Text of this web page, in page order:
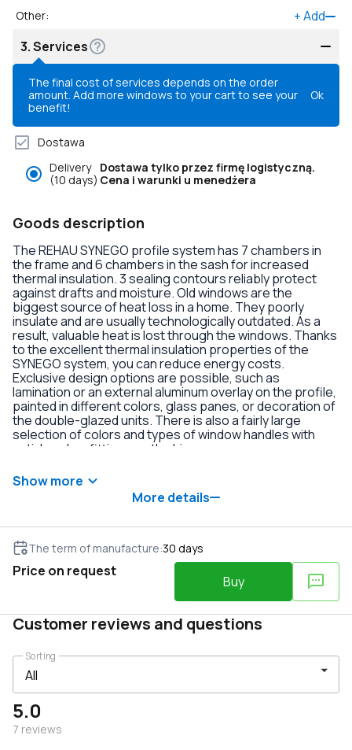
Other: +Add
3.Services
The final cost of services depends on the order
amount. Add more windows to your cart to see your
benefit!
Ok
Dostawa
Delivery
(10 days)
Dostawa tylko przez firmę logistyczną.
Cena i warunki u menedżera
Goods description
The REHAU SYNEGO profile system has 7 chambers in
the frame and 6 chambers in the sash for increased
thermal insulation. 3 sealing contours reliably protect
against drafts and moisture. Old windows are the
biggest source of heat loss in a home. They poorly
insulate and are usually technologically outdated. As a
result, valuable heat is lost through the windows. Thanks
to the excellent thermal insulation properties of the
SYNEGO system, you can reduce energy costs.
Exclusive design options are possible, such as
lamination or an external aluminum overlay on the profile,
painted in different colors, glass panes, or decoration of
the double-glazed units. There is also a fairly large
selection of colors and types of window handles with
anti-burglary fittings on the hinges.
Show more
More details
The term of manufacture:30 days
Price on request
Buy
Customer reviews and questions
5.0
7 reviews
Sorting